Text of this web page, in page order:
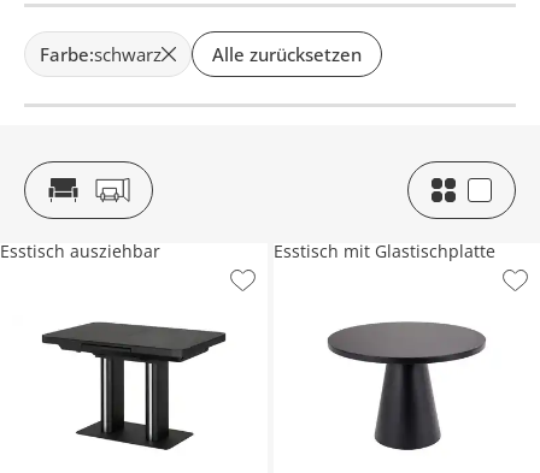
Farbe:schwarz Alle zurücksetzen
Esstisch ausziehbar Esstisch mit Glastischplatte